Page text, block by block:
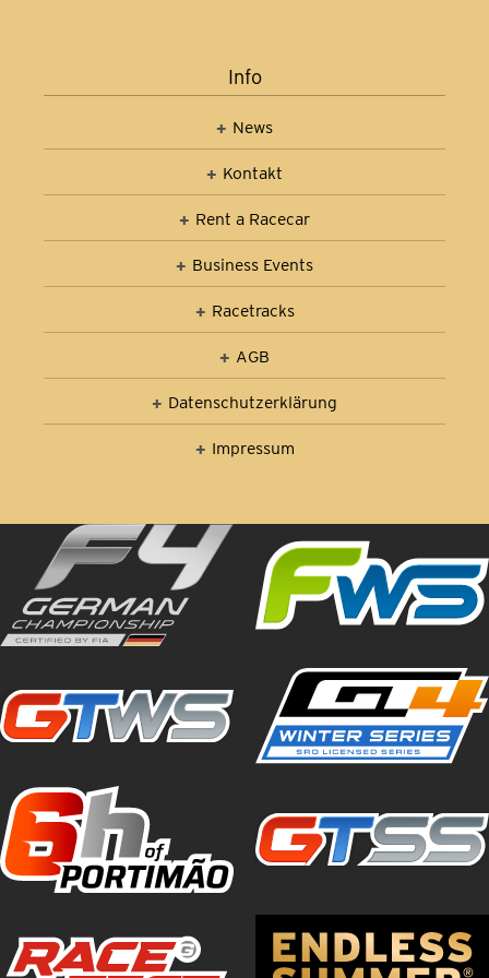
Info
News
Kontakt
Rent a Racecar
Business Events
Racetracks
AGB
Datenschutz­erklärung
Impressum